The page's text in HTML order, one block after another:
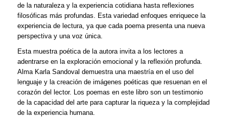
de la naturaleza y la experiencia cotidiana hasta reflexiones
filosóficas más profundas. Esta variedad enfoques enriquece la
experiencia de lectura, ya que cada poema presenta una nueva
perspectiva y una voz única.
Esta muestra poética de la autora invita a los lectores a
adentrarse en la exploración emocional y la reflexión profunda.
Alma Karla Sandoval demuestra una maestría en el uso del
lenguaje y la creación de imágenes poéticas que resuenan en el
corazón del lector. Los poemas en este libro son un testimonio
de la capacidad del arte para capturar la riqueza y la complejidad
de la experiencia humana.